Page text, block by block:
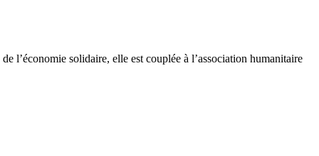
l’économie solidaire, elle est couplée à l’association humanitaire